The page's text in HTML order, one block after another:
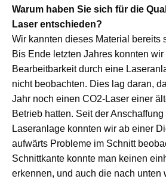
Warum haben Sie sich für die
Laser entschieden?
Wir kannten dieses Material bereits
Bis Ende letzten Jahres konnten
Bearbeitbarkeit durch eine
nicht beobachten. Dies lag daran,
Jahr noch einen CO2-Laser einer
Betrieb hatten. Seit der
Laseranlage konnten wir ab einer
aufwärts Probleme im Schnitt
Schnittkante konnte man keinen
erkennen, und auch die nach unten